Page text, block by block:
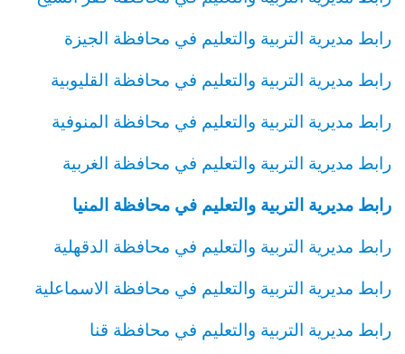
رابط مديرية التربية والتعليم في محافظة الجيزة
رابط مديرية التربية والتعليم في محافظة القليوبية
رابط مديرية التربية والتعليم في محافظة المنوفية
رابط مديرية التربية والتعليم في محافظة الغربية
رابط مديرية التربية والتعليم في محافظة المنيا
رابط مديرية التربية والتعليم في محافظة الدقهلية
رابط مديرية التربية والتعليم في محافظة الاسماعلية
رابط مديرية التربية والتعليم في محافظة قنا